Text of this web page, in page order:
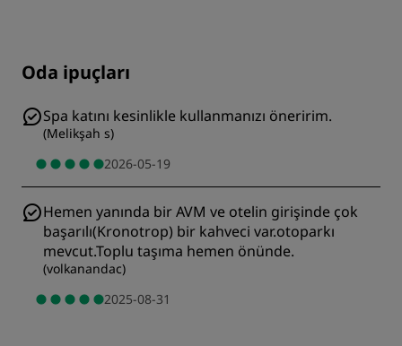
Oda ipuçları
Spa katını kesinlikle kullanmanızı öneririm.
(Melikşah s)
2026-05-19
Hemen yanında bir AVM ve otelin girişinde çok
başarılı(Kronotrop) bir kahveci var.otoparkı
mevcut.Toplu taşıma hemen önünde.
(volkanandac)
2025-08-31